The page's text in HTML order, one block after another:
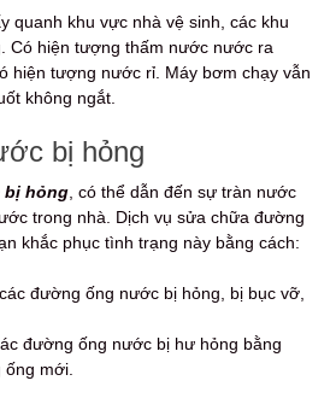
quanh khu vực nhà vệ sinh, các khu
Có hiện tượng thấm nước nước ra
hiện tượng nước rỉ. Máy bơm chạy vẫn
không ngắt.
bị hỏng
bị hỏng , có thể dẫn đến sự tràn nước
trong nhà. Dịch vụ sửa chữa đường
khắc phục tình trạng này bằng cách:
đường ống nước bị hỏng, bị bục vỡ,
đường ống nước bị hư hỏng bằng
mới.